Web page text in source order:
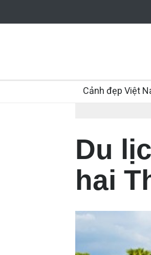
Cảnh đẹp Việt
Du
hai